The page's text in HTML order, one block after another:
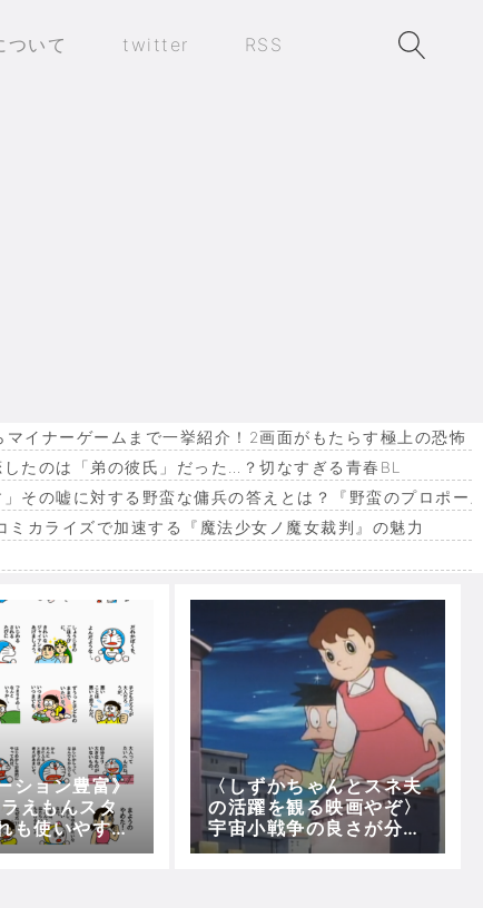
ついて twitter RSS
イナーゲームまで一挙紹介！2画面がもたらす極上の恐怖
したのは「弟の彼氏」だった…？切なすぎる青春BL
」その嘘に対する野蛮な傭兵の答えとは？『野蛮のプロポー
カライズで加速する『魔法少女ノ魔女裁判』の魅力
ション豊富》
えもんスタ
も使いやすく
多いから気に
〈しずかちゃんとスネ夫
の活躍を観る映画やぞ〉
宇宙小戦争の良さが分か
らず、ビッグライト使え